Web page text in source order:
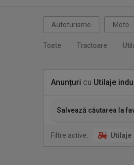
Autoturisme Moto
Toate Tractoare
Anunțuri cu Utilaje
Salvează căutarea la
Filtre active: Utilaje